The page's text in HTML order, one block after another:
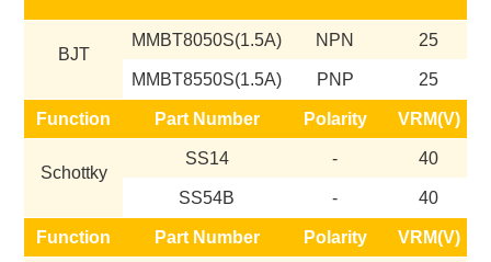
BJT
MMBT8050S(1.5A) NPN 25
MMBT8550S(1.5A) PNP 25
Function Part Number Polarity VRM(V)
Schottky
SS14 - 40
SS54B - 40
Function Part Number Polarity
VRM(V)